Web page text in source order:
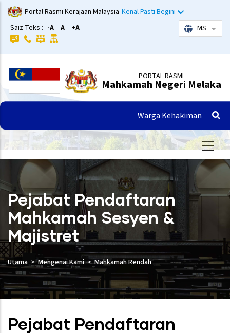
Langkau
ke
kandungan
utama
Portal Rasmi Kerajaan Malaysia Kenal Pasti Begini
Saiz Teks : -A A +A MS
PORTAL RASMI
Mahkamah Negeri Melaka
Warga Kehakiman
Pejabat Pendaftaran
Mahkamah Sesyen &
Majistret
Utama Mengenai Kami Mahkamah Rendah
Pejabat Pendaftaran